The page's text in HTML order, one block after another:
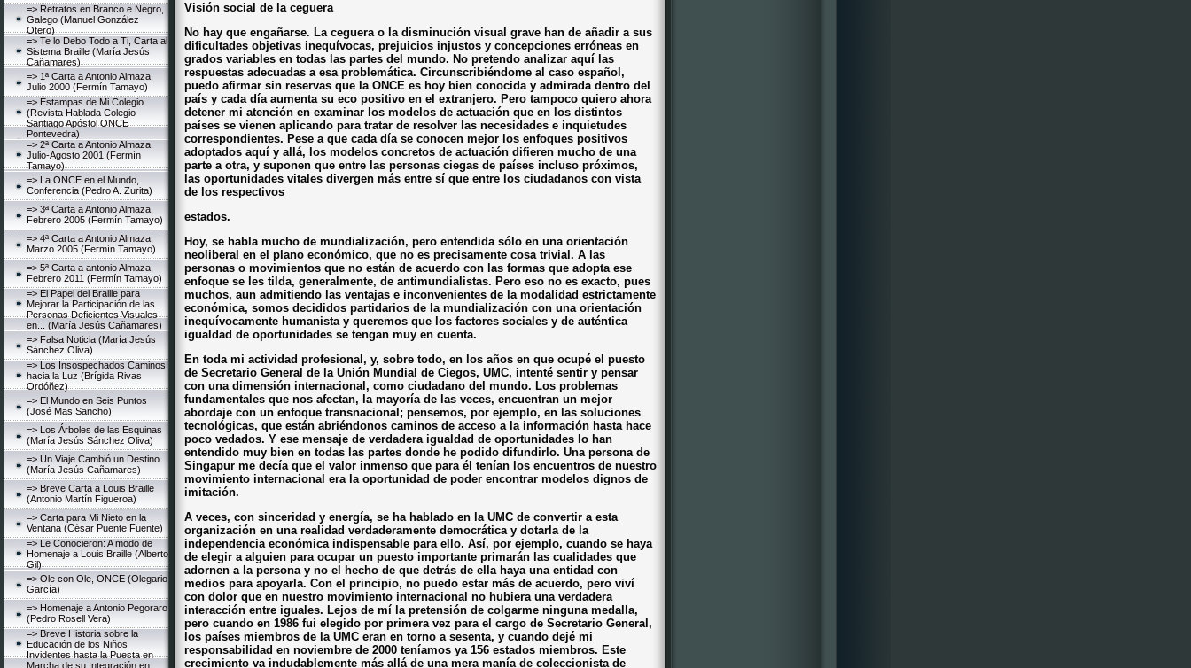
=> Retratos en Branco e Negro,
Galego (Manuel González
Otero)
=> Te lo Debo Todo a Ti, Carta al
Sistema Braille (María Jesús
Cañamares)
=> 1ª Carta a Antonio Almaza,
Julio 2000 (Fermín Tamayo)
=> Estampas de Mi Colegio
(Revista Hablada Colegio
Santiago Apóstol ONCE
Pontevedra)
=> 2ª Carta a Antonio Almaza,
Julio-Agosto 2001 (Fermín
Tamayo)
=> La ONCE en el Mundo,
Conferencia (Pedro A. Zurita)
=> 3ª Carta a Antonio Almaza,
Febrero 2005 (Fermín Tamayo)
=> 4ª Carta a Antonio Almaza,
Marzo 2005 (Fermín Tamayo)
=> 5ª Carta a antonio Almaza,
Febrero 2011 (Fermín Tamayo)
=> El Papel del Braille para
Mejorar la Participación de las
Personas Deficientes Visuales
en... (María Jesús Cañamares)
=> Falsa Noticia (María Jesús
Sánchez Oliva)
=> Los Insospechados Caminos
hacia la Luz (Brígida Rivas
Ordóñez)
=> El Mundo en Seis Puntos
(José Mas Sancho)
=> Los Árboles de las Esquinas
(María Jesús Sánchez Oliva)
=> Un Viaje Cambió un Destino
(María Jesús Cañamares)
=> Breve Carta a Louis Braille
(Antonio Martín Figueroa)
=> Carta para Mi Nieto en la
Ventana (César Puente Fuente)
=> Le Conocieron: A modo de
Homenaje a Louis Braille (Alberto
Gil)
=> Ole con Ole, ONCE (Olegario
García)
=> Homenaje a Antonio Pegoraro
(Pedro Rosell Vera)
=> Breve Historia sobre la
Educación de los Niños
Invidentes hasta la Puesta en
Marcha de su Integración en
Visión social de la ceguera
No hay que engañarse. La ceguera o la disminución visual grave han de añadir a sus
dificultades objetivas inequívocas, prejuicios injustos y concepciones erróneas en
grados variables en todas las partes del mundo. No pretendo analizar aquí las
respuestas adecuadas a esa problemática. Circunscribiéndome al caso español,
puedo afirmar sin reservas que la ONCE es hoy bien conocida y admirada dentro del
país y cada día aumenta su eco positivo en el extranjero. Pero tampoco quiero ahora
detener mi atención en examinar los modelos de actuación que en los distintos
países se vienen aplicando para tratar de resolver las necesidades e inquietudes
correspondientes. Pese a que cada día se conocen mejor los enfoques positivos
adoptados aquí y allá, los modelos concretos de actuación difieren mucho de una
parte a otra, y suponen que entre las personas ciegas de países incluso próximos,
las oportunidades vitales divergen más entre sí que entre los ciudadanos con vista
de los respectivos
estados.
Hoy, se habla mucho de mundialización, pero entendida sólo en una orientación
neoliberal en el plano económico, que no es precisamente cosa trivial. A las
personas o movimientos que no están de acuerdo con las formas que adopta ese
enfoque se les tilda, generalmente, de antimundialistas. Pero eso no es exacto, pues
muchos, aun admitiendo las ventajas e inconvenientes de la modalidad estrictamente
económica, somos decididos partidarios de la mundialización con una orientación
inequívocamente humanista y queremos que los factores sociales y de auténtica
igualdad de oportunidades se tengan muy en cuenta.
En toda mi actividad profesional, y, sobre todo, en los años en que ocupé el puesto
de Secretario General de la Unión Mundial de Ciegos, UMC, intenté sentir y pensar
con una dimensión internacional, como ciudadano del mundo. Los problemas
fundamentales que nos afectan, la mayoría de las veces, encuentran un mejor
abordaje con un enfoque transnacional; pensemos, por ejemplo, en las soluciones
tecnológicas, que están abriéndonos caminos de acceso a la información hasta hace
poco vedados. Y ese mensaje de verdadera igualdad de oportunidades lo han
entendido muy bien en todas las partes donde he podido difundirlo. Una persona de
Singapur me decía que el valor inmenso que para él tenían los encuentros de nuestro
movimiento internacional era la oportunidad de poder encontrar modelos dignos de
imitación.
A veces, con sinceridad y energía, se ha hablado en la UMC de convertir a esta
organización en una realidad verdaderamente democrática y dotarla de la
independencia económica indispensable para ello. Así, por ejemplo, cuando se haya
de elegir a alguien para ocupar un puesto importante primarán las cualidades que
adornen a la persona y no el hecho de que detrás de ella haya una entidad con
medios para apoyarla. Con el principio, no puedo estar más de acuerdo, pero viví
con dolor que en nuestro movimiento internacional no hubiera una verdadera
interacción entre iguales. Lejos de mí la pretensión de colgarme ninguna medalla,
pero cuando en 1986 fui elegido por primera vez para el cargo de Secretario General,
los países miembros de la UMC eran en torno a sesenta, y cuando dejé mi
responsabilidad en noviembre de 2000 teníamos ya 156 estados miembros. Este
crecimiento va indudablemente más allá de una mera manía de coleccionista de